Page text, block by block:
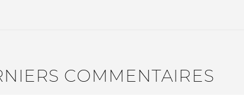
COMMENTAIRES